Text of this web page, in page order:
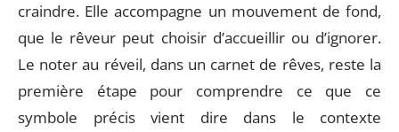
craindre. Elle accompagne un mouvement de fond,
que le rêveur peut choisir d’accueillir ou d’ignorer.
Le noter au réveil, dans un carnet de rêves, reste la
première étape pour comprendre ce que ce
symbole précis vient dire dans le contexte